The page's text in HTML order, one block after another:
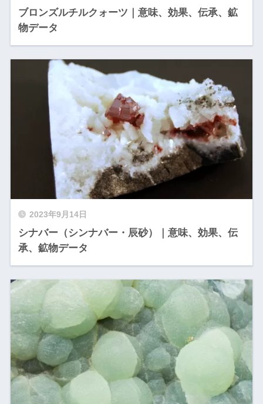
ブロンズルチルクォーツ｜意味、効果、伝承、鉱
物データ
2023年9月14日
シナバー（シンナバー・辰砂）｜意味、効果、伝
承、鉱物データ